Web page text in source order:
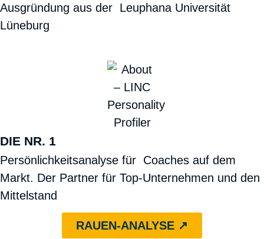
Ausgründung aus der Leuphana Universität
Lüneburg
DIE NR. 1
Persönlichkeitsanalyse für Coaches auf dem
Markt. Der Partner für Top-Unternehmen und den
Mittelstand
RAUEN-ANALYSE ↗︎